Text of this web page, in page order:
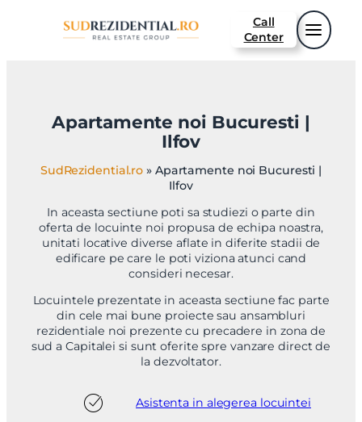
Call
Center
Apartamente noi Bucuresti |
Ilfov
SudRezidential.ro » Apartamente noi Bucuresti |
Ilfov
In aceasta sectiune poti sa studiezi o parte din
oferta de locuinte noi propusa de echipa noastra,
unitati locative diverse aflate in diferite stadii de
edificare pe care le poti viziona atunci cand
consideri necesar.
Locuintele prezentate in aceasta sectiune fac parte
din cele mai bune proiecte sau ansambluri
rezidentiale noi prezente cu precadere in zona de
sud a Capitalei si sunt oferite spre vanzare direct de
la dezvoltator.
Asistenta in alegerea locuintei